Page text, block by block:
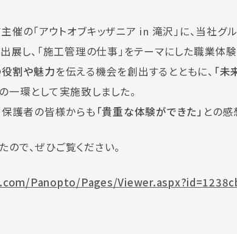
の「アウトオブキッザニア in 滝沢」に、当社グ
展し、「施工管理の仕事」をテーマにした職業体
割や魅力を伝える機会を創出するとともに、 「
一環として実施致しました。
護者の皆様からも 「貴重な体験ができた」 との感
で、ぜひご覧ください。
Panopto/Pages/